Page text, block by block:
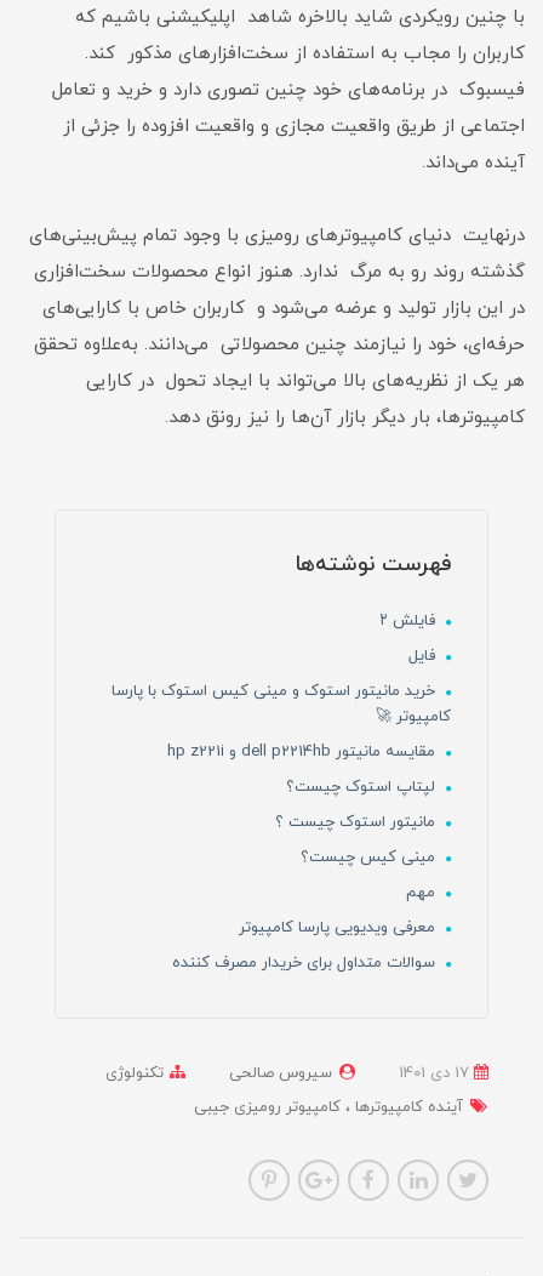
با چنین رویکردی شاید بالاخره شاهد اپلیکیشنی باشیم که
کاربران را مجاب به استفاده از سخت‌افزارهای مذکور کند.
فیسبوک در برنامه‌های خود چنین تصوری دارد و خرید و تعامل
اجتماعی از طریق واقعیت مجازی و واقعیت افزوده را جزئی از
آینده می‌داند.
درنهایت دنیای کامپیوترهای رومیزی با وجود تمام پیش‌بینی‌های
گذشته روند رو به مرگ ندارد. هنوز انواع محصولات سخت‌افزاری
در این بازار تولید و عرضه می‌شود و کاربران خاص با کارایی‌های
حرفه‌ای، خود را نیازمند چنین محصولاتی می‌دانند. به‌علاوه تحقق
هر یک از نظریه‌های بالا می‌تواند با ایجاد تحول در کارایی
کامپیوترها، بار دیگر بازار آن‌ها را نیز رونق دهد.
فهرست نوشته‌ها
فایلش ۲
فایل
خرید مانیتور استوک و مینی کیس استوک با پارسا
کامپیوتر 🚀
مقایسه مانیتور dell p2214hb و hp z221i
لپتاپ استوک چیست؟
مانیتور استوک چیست ؟
مینی کیس چیست؟
مهم
معرفی ویدیویی پارسا کامپیوتر
سوالات متداول برای خریدار مصرف کننده
سیروس صالحی
تکنولوژی
آینده کامپیوترها
کامپیوتر رومیزی جیبی